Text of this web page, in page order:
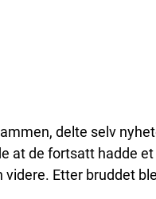
delte selv
at de fortsatt hadde
Etter bruddet